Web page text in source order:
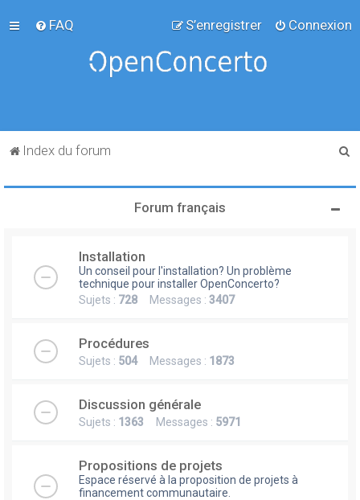
FAQ Connexion
S’enregistrer
Index du forum
Forum français
Installation
Un conseil pour l'installation? Un problème
technique pour installer OpenConcerto?
Sujets : 728 Messages : 3407
Procédures
Sujets : 504Messages : 1873
Discussion générale
Sujets : 1363 Messages : 5971
Propositions de projets
Espace réservé à la proposition de projets à
financement communautaire.